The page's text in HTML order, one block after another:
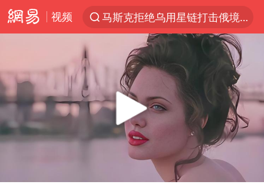
视频
马斯克拒绝乌用星链打击俄境内目标
解锁各地夏日限定体验
金饰克价一夜涨回1300元
富婆带资进组给自己硬加60多场吻戏
男童模仿奥特曼从高处跳下致骨折
名创优品一次性内裤 颜面尽失
黄金创今年来最大单周涨幅
“六爷”挂一颗出场
Play
49:16